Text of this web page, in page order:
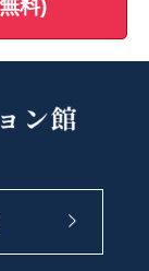
料)